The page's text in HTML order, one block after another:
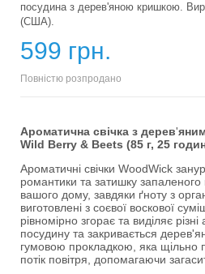
посудина з дерев'яною кришкою.
(США).
599 грн.
Повністю розпродано
Ароматична свічка з дерев'
Wild Berry & Beets (85 г, 25
Ароматичні свічки WoodWick
романтики та затишку запаленого
вашого дому, завдяки ґноту з
виготовлені з соєвої воскової
рівномірно згорає та виділяє
посудину та закривається
гумовою прокладкою, яка щільно
потік повітря, допомагаючи